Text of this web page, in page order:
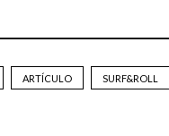
ARTÍCULO SURF&ROLL